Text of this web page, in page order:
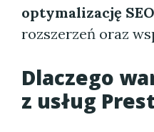
optymalizację SEO
rozszerzeń oraz
Dlaczego
z usług